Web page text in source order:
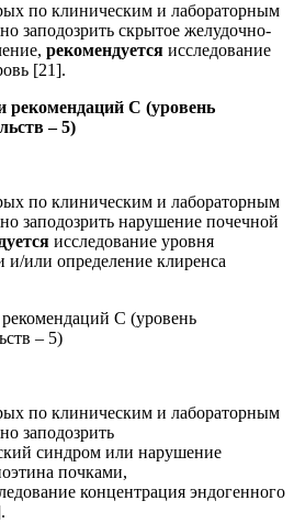
по клиническим и лабораторным
заподозрить скрытое желудочно-
рекомендуется исследование
[21].
рекомендаций С (уровень
– 5)
по клиническим и лабораторным
заподозрить нарушение почечной
исследование уровня
и/или определение клиренса
С (уровень
– 5)
по клиническим и лабораторным
заподозрить
синдром или нарушение
почками,
концентрация эндогенного